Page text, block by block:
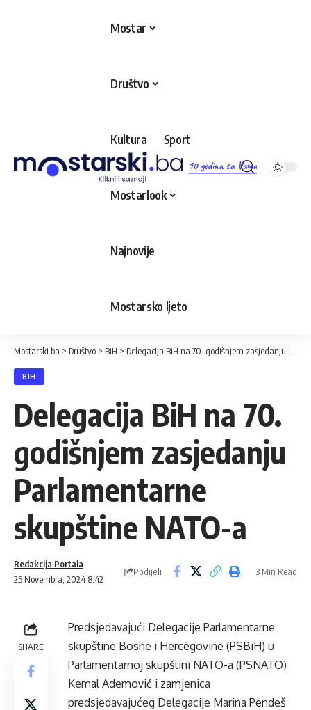
10 godina sa Vama
Mostar
Društvo
Kultura Sport
Mostarlook
Najnovije
Mostarsko ljeto
Mostarski.ba > Društvo > BiH > Delegacija BiH na 70. godišnjem zasjedanju Parlamentarne skupštine NATO-a
BIH
Delegacija BiH na 70.
godišnjem zasjedanju
Parlamentarne
skupštine NATO-a
25 Novembra, 2024 8:42
Redakcija Portala
Podijeli 3 Min Read
SHARE
Predsjedavajući Delegacije Parlamentarne
skupštine Bosne i Hercegovine (PSBiH) u
Parlamentarnoj skupštini NATO-a (PSNATO)
Kemal Ademović i zamjenica
predsjedavajućeg Delegacije Marina Pendeš